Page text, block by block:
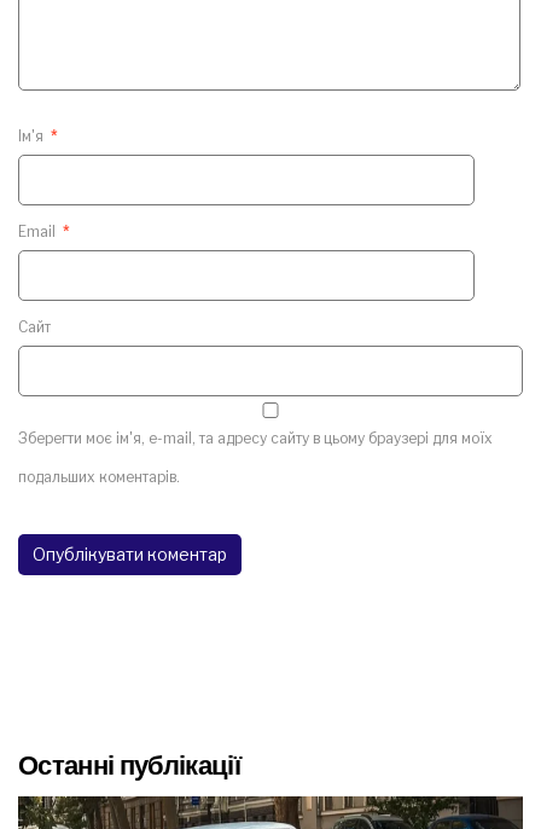
Ім'я *
Email *
Сайт
Зберегти моє ім'я, e-mail, та адресу сайту в цьому браузері для моїх
подальших коментарів.
Останні публікації